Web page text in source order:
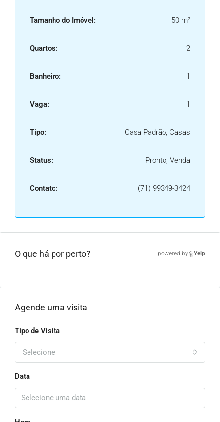
Tamanho do Imóvel: 50 m²
Quartos: 2
Banheiro: 1
Vaga: 1
Tipo: Casa Padrão, Casas
Status: Pronto, Venda
Contato: (71) 99349-3424
O que há por perto? powered by Yelp
Agende uma visita
Tipo de Visita
Selecione
Data